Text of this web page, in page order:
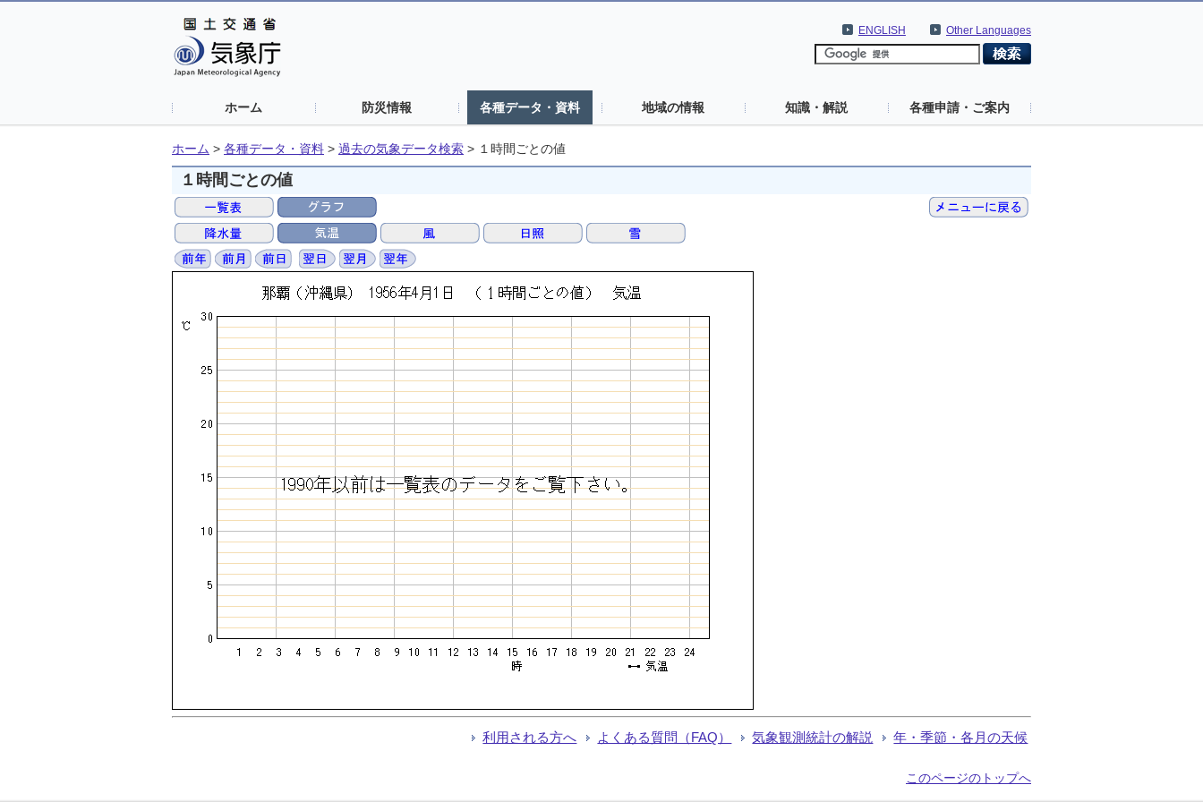
Other Languages
ENGLISH
ホーム 防災情報 各種データ・資料 地域の情報 知識・解説 各種申請・ご案内
ホーム > 各種データ・資料 > 過去の気象データ検索 > １時間ごとの値
１時間ごとの値
利用される方へ よくある質問（FAQ） 気象観測統計の解説 年・季節・各月の天候
このページのトップへ